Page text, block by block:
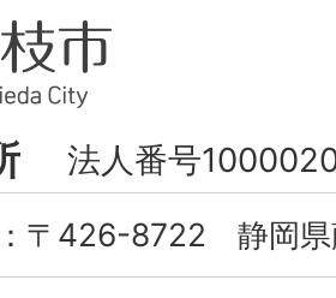
法人番号
〒426-8722 静岡県